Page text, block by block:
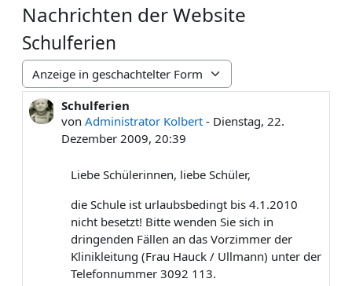
Nachrichten der Website
Schulferien
Anzeigemodus
Schulferien
vonAdministrator Kolbert - Dienstag, 22.
Dezember 2009, 20:39
Anzahl Antworten: 0
Liebe Schülerinnen, liebe Schüler,
die Schule ist urlaubsbedingt bis 4.1.2010
nicht besetzt! Bitte wenden Sie sich in
dringenden Fällen an das Vorzimmer der
Klinikleitung (Frau Hauck / Ullmann) unter der
Telefonnummer 3092 113.